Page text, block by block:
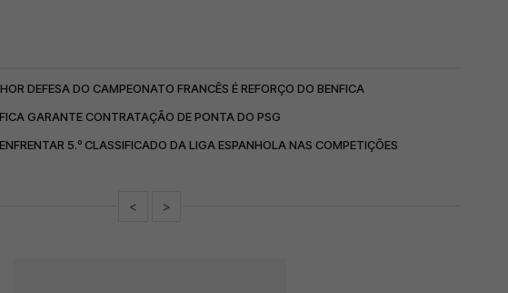
DEFESA DO CAMPEONATO FRANCÊS É REFORÇO DO BENFICA
GARANTE CONTRATAÇÃO DE PONTA DO PSG
5.º CLASSIFICADO DA LIGA ESPANHOLA NAS COMPETIÇÕES
< >